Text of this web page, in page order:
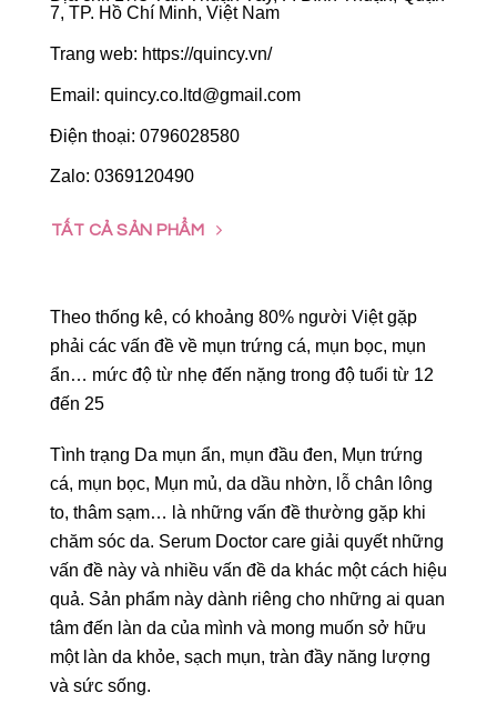
7, TP. Hồ Chí Minh, Việt Nam
Trang web: https://quincy.vn/
Email: quincy.co.ltd@gmail.com
Điện thoại: 0796028580
Zalo: 0369120490
TẤT CẢ SẢN PHẨM
Theo thống kê, có khoảng 80% người Việt gặp
phải các vấn đề về mụn trứng cá, mụn bọc, mụn
ẩn… mức độ từ nhẹ đến nặng trong độ tuổi từ 12
đến 25
Tình trạng Da mụn ẩn, mụn đầu đen, Mụn trứng
cá, mụn bọc, Mụn mủ, da dầu nhờn, lỗ chân lông
to, thâm sạm… là những vấn đề thường gặp khi
chăm sóc da. Serum Doctor care giải quyết những
vấn đề này và nhiều vấn đề da khác một cách hiệu
quả. Sản phẩm này dành riêng cho những ai quan
tâm đến làn da của mình và mong muốn sở hữu
một làn da khỏe, sạch mụn, tràn đầy năng lượng
và sức sống.